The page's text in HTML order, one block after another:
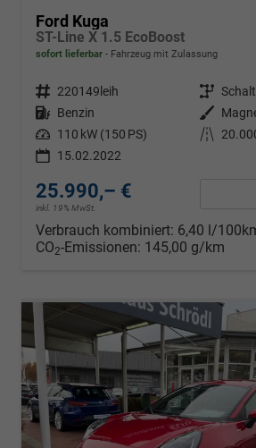
Ford Kuga
ST-Line X 1.5 EcoBoost
sofort lieferbar Fahrzeug mit Zulassung
Fahrzeugnr. 220149leih Getriebe
Kraftstoff Benzin Außenfarbe
Leistung 110 kW (150 PS) Kilometerstand
15.02.2022
25.990,– €
inkl. 19% MwSt.
Verbrauch kombiniert: 6,40 l/
CO2-Emissionen: 145,00 g/km